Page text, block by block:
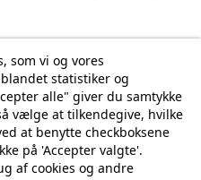
Nyhedsbrev
med tredjepart
som vi og vores
statistiker og
alle" giver du samtykke
vælge at tilkendegive, hvilke
at benytte checkboksene
på 'Accepter valgte'.
af cookies og andre